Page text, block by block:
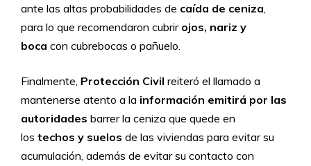
ante las altas probabilidades de caída de ceniza
para lo que recomendaron cubrir ojos, nariz y
boca con cubrebocas o pañuelo.
Finalmente, Protección Civil reiteró el llamado a
mantenerse atento a la información emitirá por las
autoridades barrer la ceniza que quede en
los techos y suelos de las viviendas para evitar su
acumulación, además de evitar su contacto con